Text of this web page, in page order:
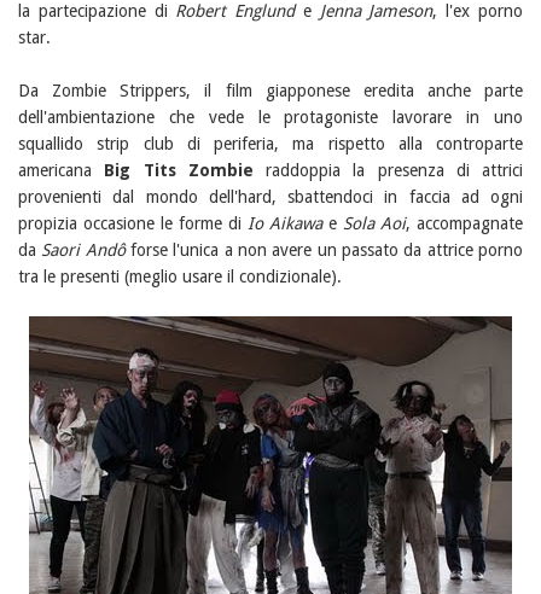
la partecipazione di Robert Englunde Jenna Jameson, l'ex porno
star.
Da Zombie Strippers, il film giapponese eredita anche parte
dell'ambientazione che vede le protagoniste lavorare in uno
squallido strip club di periferia, ma rispetto alla controparte
americana Big Tits Zombie raddoppia la presenza di attrici
provenienti dal mondo dell'hard, sbattendoci in faccia ad ogni
propizia occasione le forme di Io Aikawae Sola Aoi, accompagnate
da Saori Andôforse l'unica a non avere un passato da attrice porno
tra le presenti (meglio usare il condizionale).